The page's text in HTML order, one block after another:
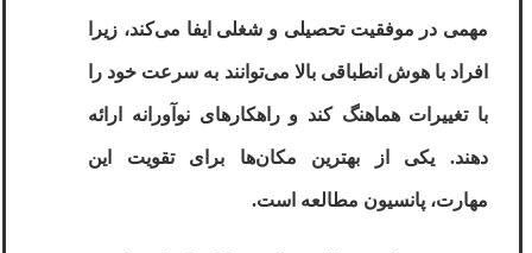
مهمی در موفقیت تحصیلی و شغلی ایفا می‌کند، زیرا
افراد با هوش انطباقی بالا می‌توانند به سرعت خود را
با تغییراتهماهنگ کند و راهکارهای نوآورانه ارائه
دهند. یکی از بهترین مکان‌ها برای تقویت این
مهارت، پانسیون مطالعه است.